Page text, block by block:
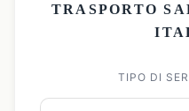
TRASPORTO
TIPO DI